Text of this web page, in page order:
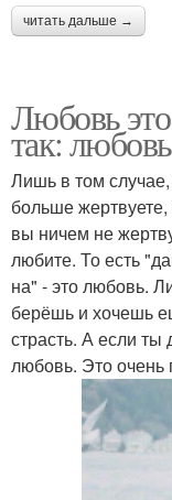
читать дальше →
Любовь
так:
Лишь в том
больше
вы ничем не
любите. То есть
на" - это любовь.
берёшь и хочешь
страсть. А если ты
любовь. Это очень